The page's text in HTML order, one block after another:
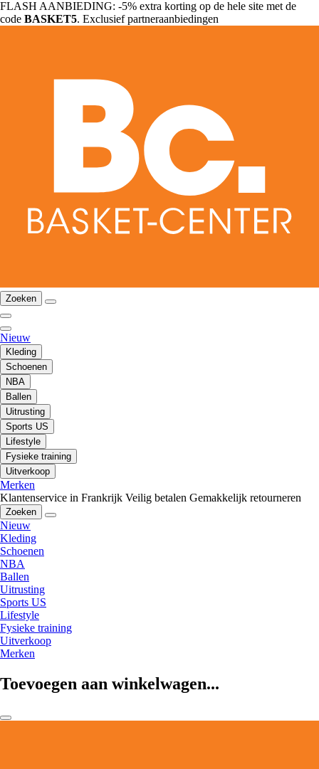
FLASH AANBIEDING: -5% extra korting op de hele site met de
code BASKET5. Exclusief partneraanbiedingen
Zoeken
Nieuw
Kleding
Schoenen
NBA
Ballen
Uitrusting
Sports US
Lifestyle
Fysieke training
Uitverkoop
Merken
Klantenservice in Frankrijk Veilig betalen Gemakkelijk retourneren
Zoeken
Nieuw
Kleding
Schoenen
NBA
Ballen
Uitrusting
Sports US
Lifestyle
Fysieke training
Uitverkoop
Merken
Toevoegen aan winkelwagen...